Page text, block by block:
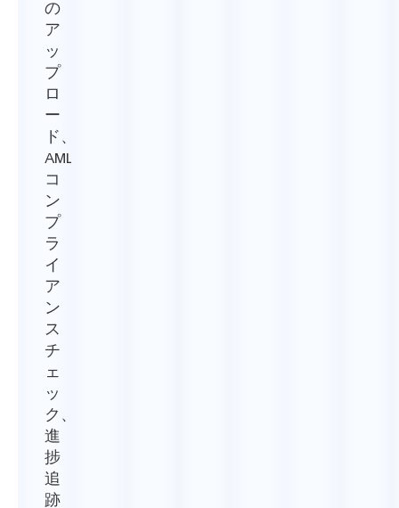
の
ア
ッ
プ
ロ
ー
ド、
AML
コ
ン
プ
ラ
イ
ア
ン
ス
チ
ェ
ッ
ク、
進
捗
追
跡